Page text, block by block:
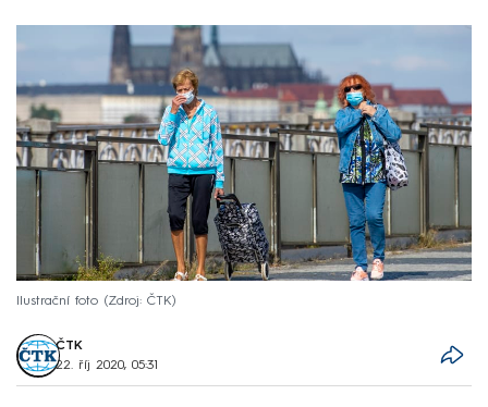
Ilustrační foto Zdroj: ČTK
ČTK
22. říj 2020, 05:31